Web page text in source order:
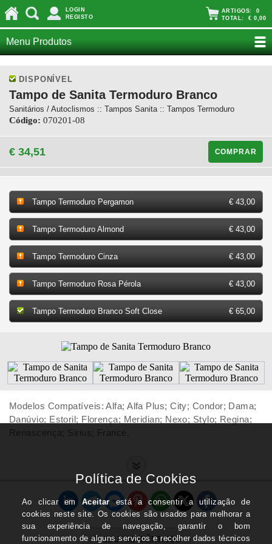
LOGIN
REGISTO
ARTIGOS: 0
TOTAL: € 0,00
Menu Produtos
DISPONÍVEL
Tampo de Sanita Termoduro Branco
Sanitários / Autoclismos :: Tampos Sanita :: Tampos Termoduro
Código: 070201-08
€ 34,51 COMPRAR
Tampo Termoduro Pergamon € 43,00
Tampo Termoduro Almond € 43,00
Tampo Termoduro Cinza € 43,00
Tampo Termoduro Rosa Pérola € 43,00
Tampo Termoduro Branco Soft Close € 65,00
Modelos Compatíveis: Alfa; Alfa Plus; City; Condor; Dama;
Danúvio; Estoril; Florença; Meridian; Nexo; Stylo; Regina;
Renascença; Sirius; France.
PRODUTOS IDÊNTICOS